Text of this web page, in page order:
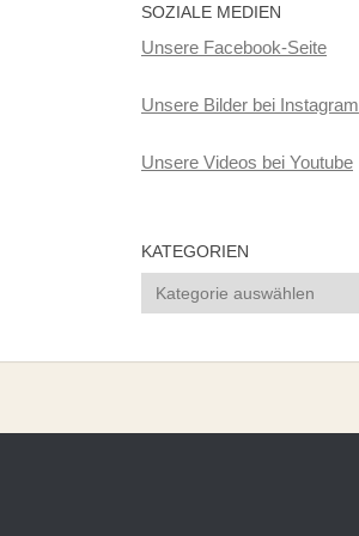
SOZIALE MEDIEN
Unsere Facebook-Seite
Unsere Bilder bei Instagram
Unsere Videos bei Youtube
KATEGORIEN
Kategorien